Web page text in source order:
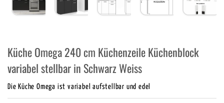
Küche Omega 240 cm Küchenzeile Küchenblock
variabel stellbar in Schwarz Weiss
Die Küche Omega ist variabel aufstellbar und edel